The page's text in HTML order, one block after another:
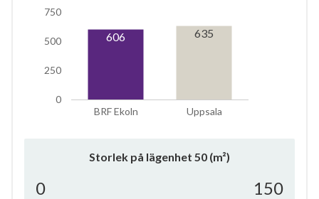
lägenhet
BRF Ekoln Uppsala
0
250
500
750
606 635
Storlek på lägenhet 50 (m²)
0 150